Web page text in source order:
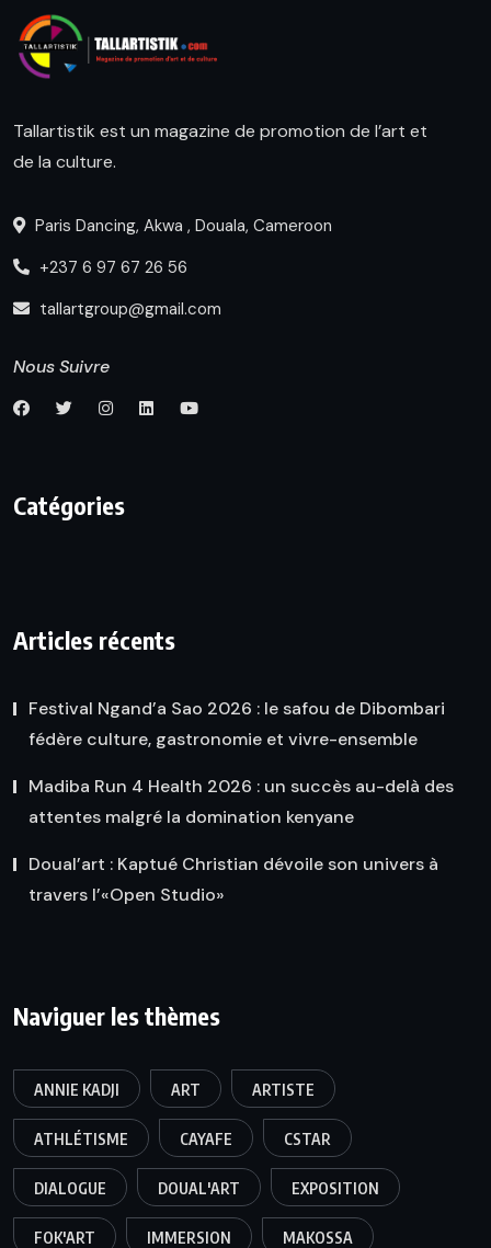
Tallartistik est un magazine de promotion de l’art et
de la culture.
Paris Dancing, Akwa , Douala, Cameroon
+237 6 97 67 26 56
tallartgroup@gmail.com
Nous Suivre
Catégories
Articles récents
Festival Ngand’a Sao 2026 : le safou de Dibombari
fédère culture, gastronomie et vivre-ensemble
Madiba Run 4 Health 2026 : un succès au-delà des
attentes malgré la domination kenyane
Doual’art : Kaptué Christian dévoile son univers à
travers l’«Open Studio»
Naviguer les thèmes
ANNIE KADJI ART ARTISTE
ATHLÉTISME CAYAFE CSTAR
DIALOGUE DOUAL'ART EXPOSITION
FOK'ART IMMERSION MAKOSSA